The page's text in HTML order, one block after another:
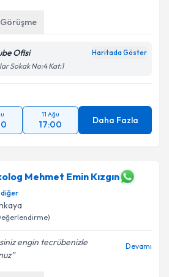
Ofisi Haritada Göster
Sokak No:4 Kat:1
11 Ağu
17:00 Daha Fazla
Mehmet Emin Kızgın
diğer
engin tecrübenizle
Devamı